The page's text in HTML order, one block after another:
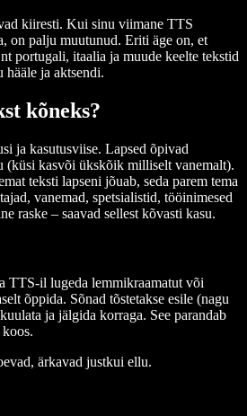
kiiresti. Kui sinu viimane TTS
on palju muutunud. Eriti äge on, et
portugali, itaalia ja muude keelte tekstid
hääle ja aktsendi.
kõneks?
ja kasutusviise. Lapsed õpivad
(küsi kasvõi ükskõik milliselt vanemalt).
teksti lapseni jõuab, seda parem tema
vanemad, spetsialistid, tööinimesed
raske – saavad sellest kõvasti kasu.
TTS-il lugeda lemmikraamatut või
õppida. Sõnad tõstetakse esile (nagu
ja jälgida korraga. See parandab
ärkavad justkui ellu.